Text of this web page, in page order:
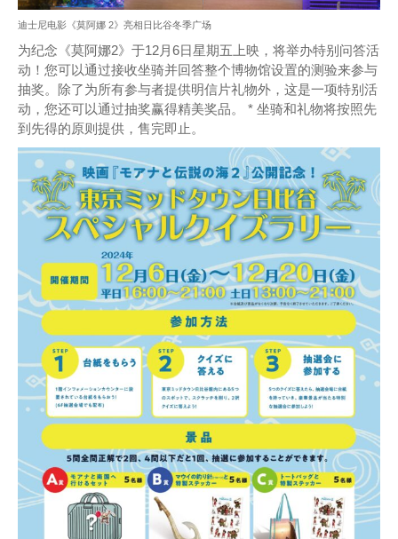
迪士尼电影《莫阿娜 2》亮相日比谷冬季广场
为纪念《莫阿娜2》于12月6日星期五上映，将举办特别问答活
动！您可以通过接收坐骑并回答整个博物馆设置的测验来参与
抽奖。除了为所有参与者提供明信片礼物外，这是一项特别活
动，您还可以通过抽奖赢得精美奖品。 * 坐骑和礼物将按照先
到先得的原则提供，售完即止。